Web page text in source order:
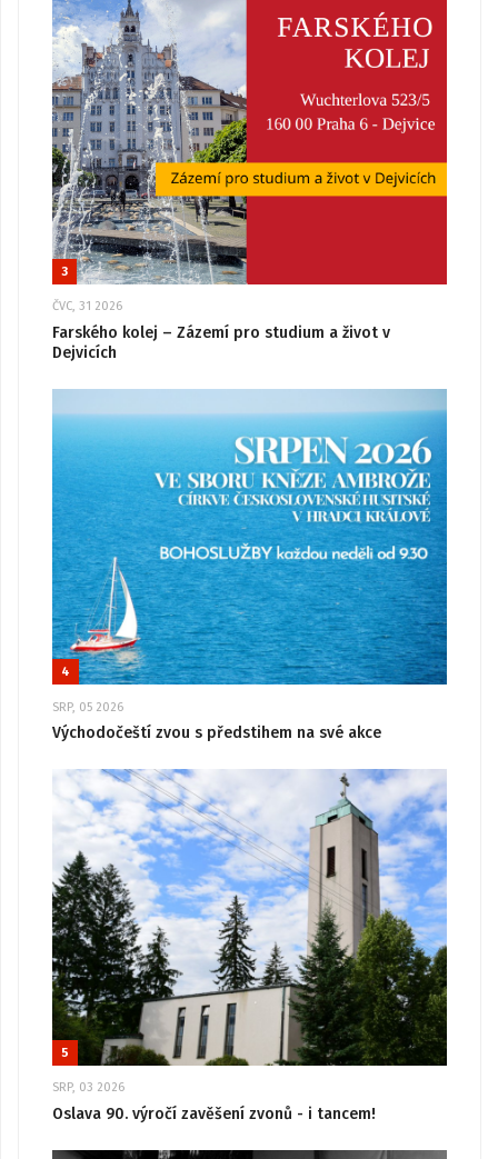
3
ČVC, 31 2026
Farského kolej – Zázemí pro studium a život v
Dejvicích
4
SRP, 05 2026
Východočeští zvou s předstihem na své akce
5
SRP, 03 2026
Oslava 90. výročí zavěšení zvonů - i tancem!